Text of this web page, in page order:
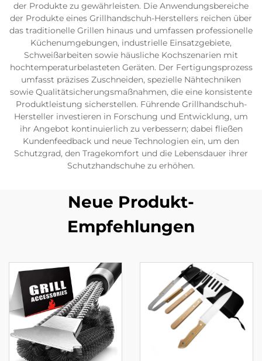
der Produkte zu gewährleisten. Die Anwendungsbereiche
der Produkte eines Grillhandschuh-Herstellers reichen über
das traditionelle Grillen hinaus und umfassen professionelle
Küchenumgebungen, industrielle Einsatzgebiete,
Schweißarbeiten sowie häusliche Kochszenarien mit
hochtemperaturbelasteten Geräten. Der Fertigungsprozess
umfasst präzises Zuschneiden, spezielle Nähtechniken
sowie Qualitätsicherungsmaßnahmen, die eine konsistente
Produktleistung sicherstellen. Führende Grillhandschuh-
Hersteller investieren in Forschung und Entwicklung, um
ihr Angebot kontinuierlich zu verbessern; dabei fließen
Kundenfeedback und neue Technologien ein, um den
Schutzgrad, den Tragekomfort und die Lebensdauer ihrer
Schutzhandschuhe zu erhöhen.
Neue Produkt-
Empfehlungen